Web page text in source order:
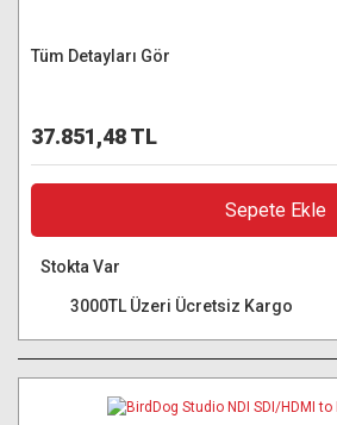
Tüm Detayları Gör
37.851,48 TL
Sepete Ekle
Stokta Var
3000TL Üzeri Ücretsiz Kargo